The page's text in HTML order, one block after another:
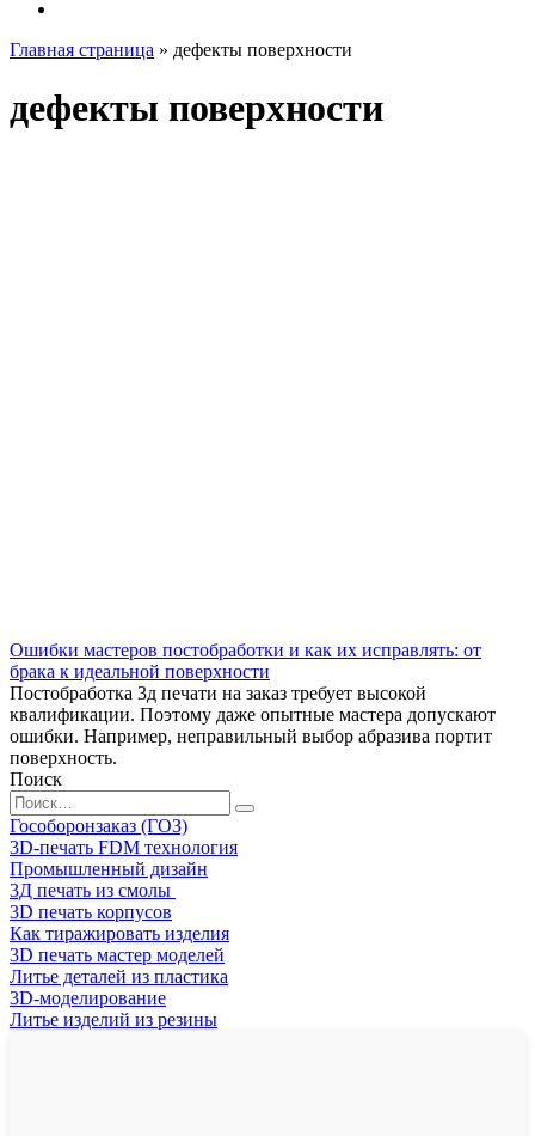
Главная страница » дефекты поверхности
дефекты поверхности
Ошибки мастеров постобработки и как их исправлять: от
брака к идеальной поверхности
Постобработка 3д печати на заказ требует высокой
квалификации. Поэтому даже опытные мастера допускают
ошибки. Например, неправильный выбор абразива портит
поверхность.
Поиск
Search
for:
Гособоронзаказ (ГОЗ)
3D-печать FDM технология
Промышленный дизайн
3Д печать из смолы
3D печать корпусов
Как тиражировать изделия
3D печать мастер моделей
Литье деталей из пластика
3D-моделирование
Литье изделий из резины